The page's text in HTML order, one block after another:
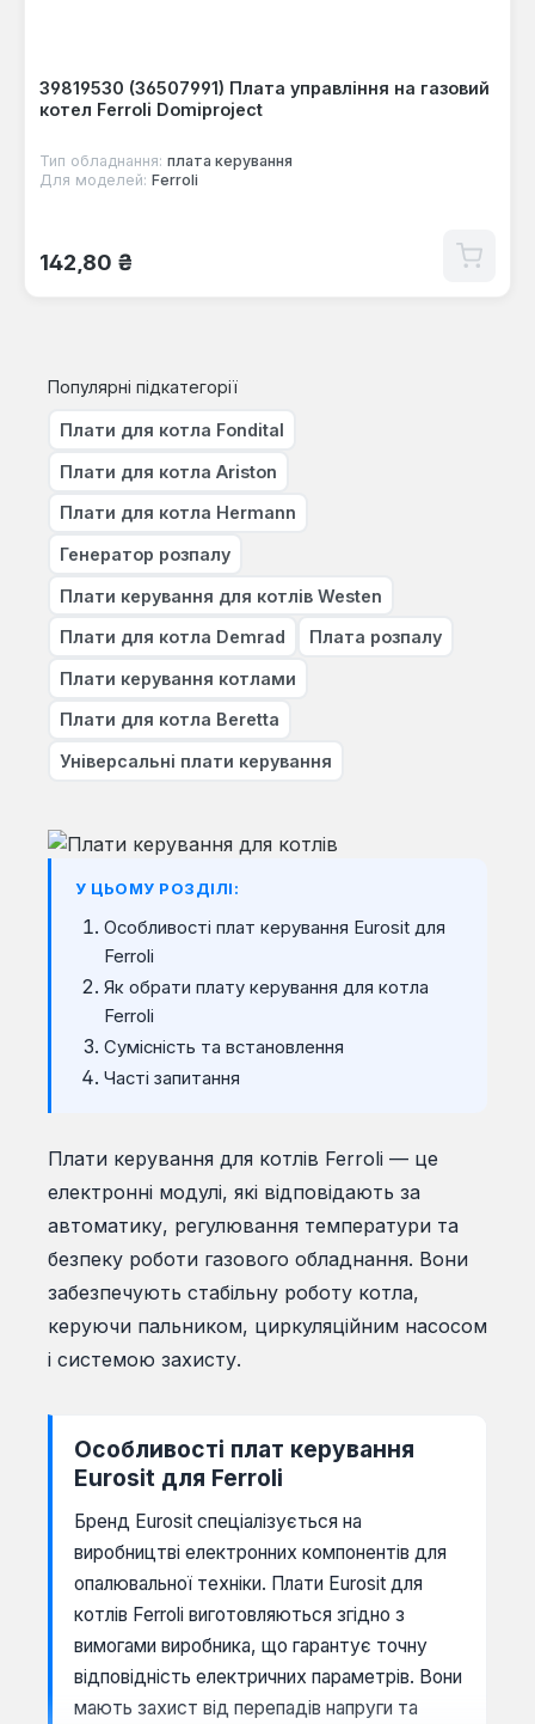
39819530 (36507991) Плата управління на газовий
котел Ferroli Domiproject
Тип обладнання: плата керування
Для моделей: Ferroli
Звичайна ціна:
142,80 ₴
Популярні підкатегорії
Плати для котла Fondital
Плати для котла Ariston
Плати для котла Hermann
Генератор розпалу
Плати керування для котлів Westen
Плати для котла Demrad Плата розпалу
Плати керування котлами
Плати для котла Beretta
Універсальні плати керування
У ЦЬОМУ РОЗДІЛІ:
Особливості плат керування Eurosit для
Ferroli
Як обрати плату керування для котла
Ferroli
Сумісність та встановлення
Часті запитання
Плати керування для котлів Ferroli — це
електронні модулі, які відповідають за
автоматику, регулювання температури та
безпеку роботи газового обладнання. Вони
забезпечують стабільну роботу котла,
керуючи пальником, циркуляційним насосом
і системою захисту.
Особливості плат керування
Eurosit для Ferroli
Бренд Eurosit спеціалізується на
виробництві електронних компонентів для
опалювальної техніки. Плати Eurosit для
котлів Ferroli виготовляються згідно з
вимогами виробника, що гарантує точну
відповідність електричних параметрів. Вони
мають захист від перепадів напруги та